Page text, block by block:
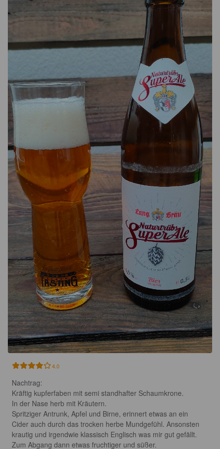
4.0
Nachtrag:
Kräftig kupferfaben mit semi standhafter Schaumkrone.
In der Nase herb mit Kräutern.
Spritziger Antrunk, Apfel und Birne, erinnert etwas an ein
Cider auch durch das trocken herbe Mundgefühl. Ansonsten
krautig und irgendwie klassisch Englisch was mir gut gefällt.
Zum Abgang dann etwas fruchtiger und süßer.